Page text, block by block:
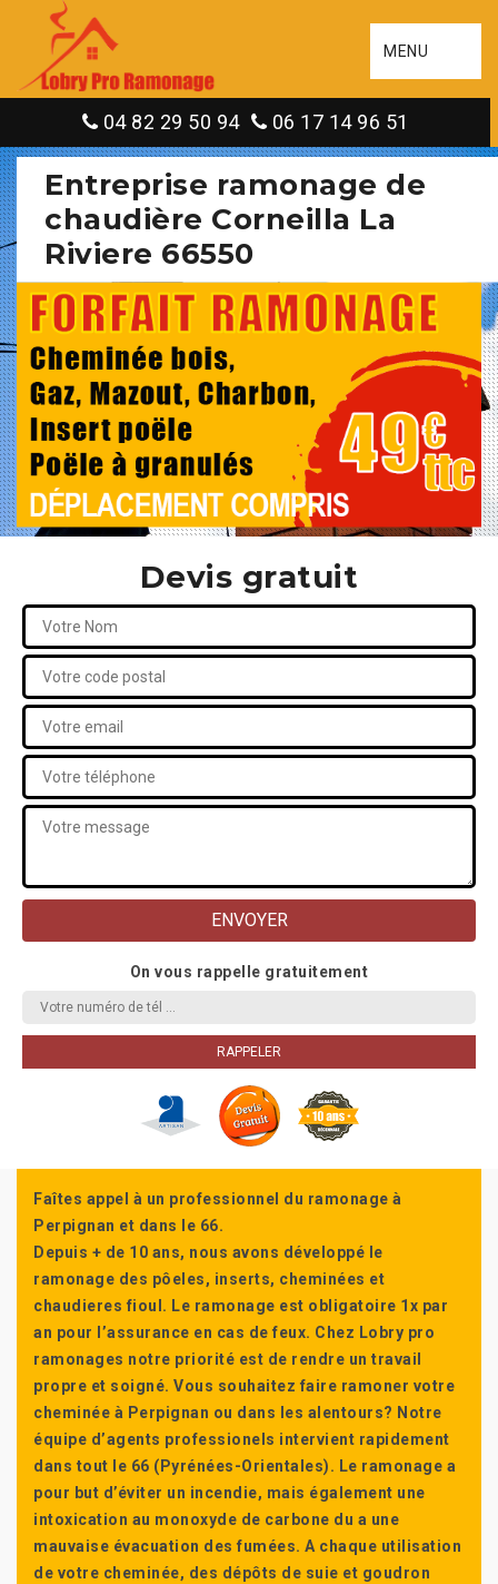
MENU
04 82 29 50 94 06 17 14 96 51
Entreprise ramonage de
chaudière Corneilla La
Riviere 66550
Devis gratuit
On vous rappelle gratuitement
Faîtes appel à un professionnel du ramonage à
Perpignan et dans le 66.
Depuis + de 10 ans, nous avons développé le
ramonage des pôeles, inserts, cheminées et
chaudieres fioul. Le ramonage est obligatoire 1x par
an pour l’assurance en cas de feux. Chez Lobry pro
ramonages notre priorité est de rendre un travail
propre et soigné. Vous souhaitez faire ramoner votre
cheminée à Perpignan ou dans les alentours? Notre
équipe d’agents professionels intervient rapidement
dans tout le 66 (Pyrénées-Orientales). Le ramonage a
pour but d’éviter un incendie, mais également une
intoxication au monoxyde de carbone du a une
mauvaise évacuation des fumées. A chaque utilisation
de votre cheminée, des dépôts de suie et goudron